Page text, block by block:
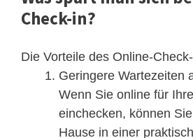
Check-in?
Die Vorteile des Online-
Geringere Wartezeiten
Wenn Sie online für
einchecken, können
Hause in einer